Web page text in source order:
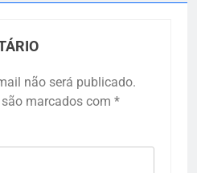
não será publicado.
marcados com *